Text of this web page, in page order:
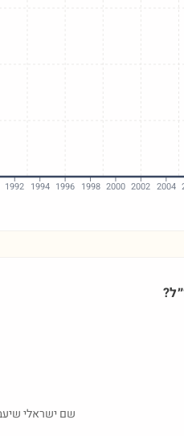
1992 1994 1996 1998 2000 2002 2004
שם ישראלי